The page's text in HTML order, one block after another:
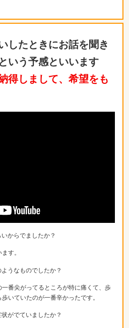
したときにお話を聞き
いう予感といいます
得しまして、希望をも
からでましたか？
す。
うなものでしたか？
番尖がってるところが特に痛くて、歩
いていたのが一番辛かったです。
がでていましたか？